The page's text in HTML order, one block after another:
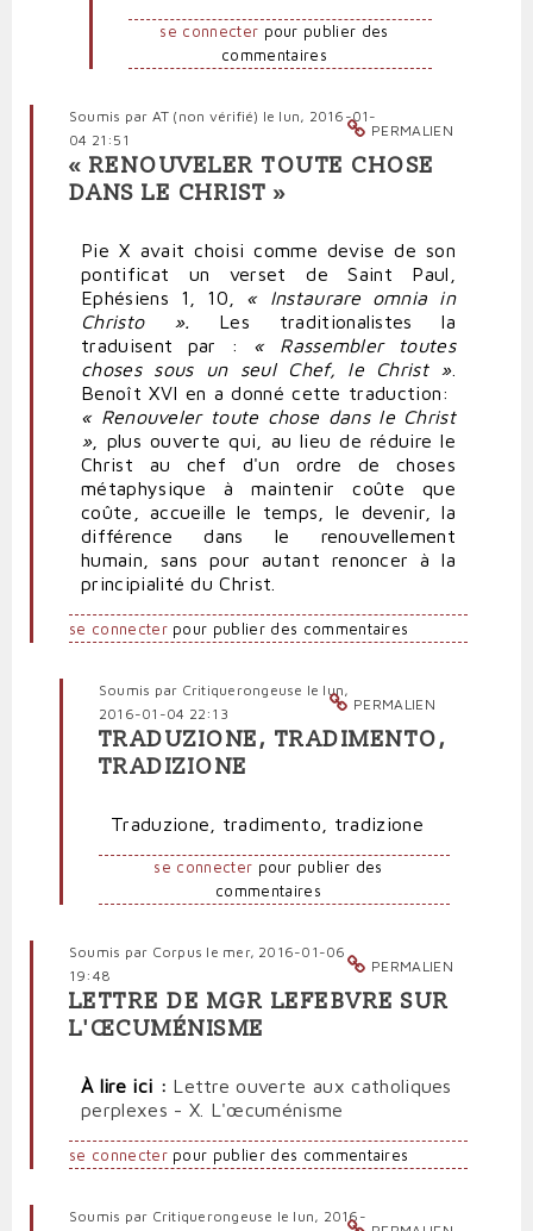
se connecter pour publier des
commentaires
PERMALIEN
Soumis par AT (non vérifié) le lun, 2016-01-
04 21:51
« RENOUVELER TOUTE CHOSE
DANS LE CHRIST »
Pie X avait choisi comme devise de son
pontificat un verset de Saint Paul,
Ephésiens 1, 10, « Instaurare omnia in
Christo ».
Les traditionalistes la
traduisent par : « Rassembler toutes
choses sous un seul Chef, le Christ ».
Benoît XVI en a donné cette traduction:
« Renouveler toute chose dans le Christ
», plus ouverte qui, au lieu de réduire le
Christ au chef d'un ordre de choses
métaphysique à maintenir coûte que
coûte, accueille le temps, le devenir, la
différence dans le renouvellement
humain, sans pour autant renoncer à la
principialité du Christ.
se connecterpour publier des commentaires
PERMALIEN
Soumis par Critiquerongeuse le lun,
2016-01-04 22:13
En
réponse
Christ
»
par
AT
vérifié)
TRADUZIONE, TRADIMENTO,
TRADIZIONE
Traduzione, tradimento, tradizione
se connecter pour publier des
commentaires
PERMALIEN
Soumis par Corpus le mer, 2016-01-06
19:48
LETTRE DE MGR LEFEBVRE SUR
L'ŒCUMÉNISME
À lire ici : Lettre ouverte aux catholiques
perplexes - X. L'œcuménisme
se connecterpour publier des commentaires
Soumis par Critiquerongeuse le lun, 2016-